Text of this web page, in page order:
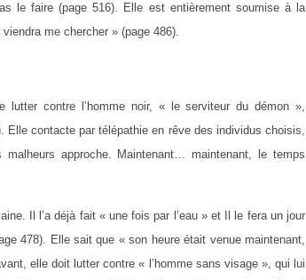
le faire (page 516). Elle est entièrement soumise à la
me chercher » (page 486).
contre l’homme noir, « le serviteur du démon »,
Elle contacte par télépathie en rêve des individus choisis,
approche. Maintenant… maintenant, le temps
Il l’a déjà fait « une fois par l’eau » et Il le fera un jour
478). Elle sait que « son heure était venue maintenant,
elle doit lutter contre « l’homme sans visage », qui lui